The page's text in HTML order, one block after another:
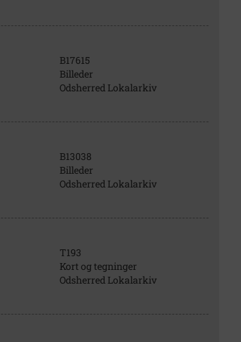
B17615
Billeder
Odsherred Lokalarkiv
B13038
Billeder
Odsherred Lokalarkiv
T193
Kort og tegninger
Odsherred Lokalarkiv